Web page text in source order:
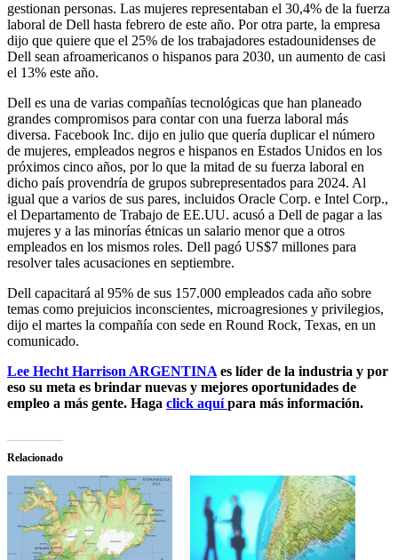
gestionan personas. Las mujeres representaban el 30,4% de la fuerza
laboral de Dell hasta febrero de este año. Por otra parte, la empresa
dijo que quiere que el 25% de los trabajadores estadounidenses de
Dell sean afroamericanos o hispanos para 2030, un aumento de casi
el 13% este año.
Dell es una de varias compañías tecnológicas que han planeado
grandes compromisos para contar con una fuerza laboral más
diversa. Facebook Inc. dijo en julio que quería duplicar el número
de mujeres, empleados negros e hispanos en Estados Unidos en los
próximos cinco años, por lo que la mitad de su fuerza laboral en
dicho país provendría de grupos subrepresentados para 2024. Al
igual que a varios de sus pares, incluidos Oracle Corp. e Intel Corp.,
el Departamento de Trabajo de EE.UU. acusó a Dell de pagar a las
mujeres y a las minorías étnicas un salario menor que a otros
empleados en los mismos roles. Dell pagó US$7 millones para
resolver tales acusaciones en septiembre.
Dell capacitará al 95% de sus 157.000 empleados cada año sobre
temas como prejuicios inconscientes, microagresiones y privilegios,
dijo el martes la compañía con sede en Round Rock, Texas, en un
comunicado.
Lee Hecht Harrison ARGENTINA es líder de la industria y por
eso su meta es brindar nuevas y mejores oportunidades de
empleo a más gente. Haga click aquípara más información.
Relacionado